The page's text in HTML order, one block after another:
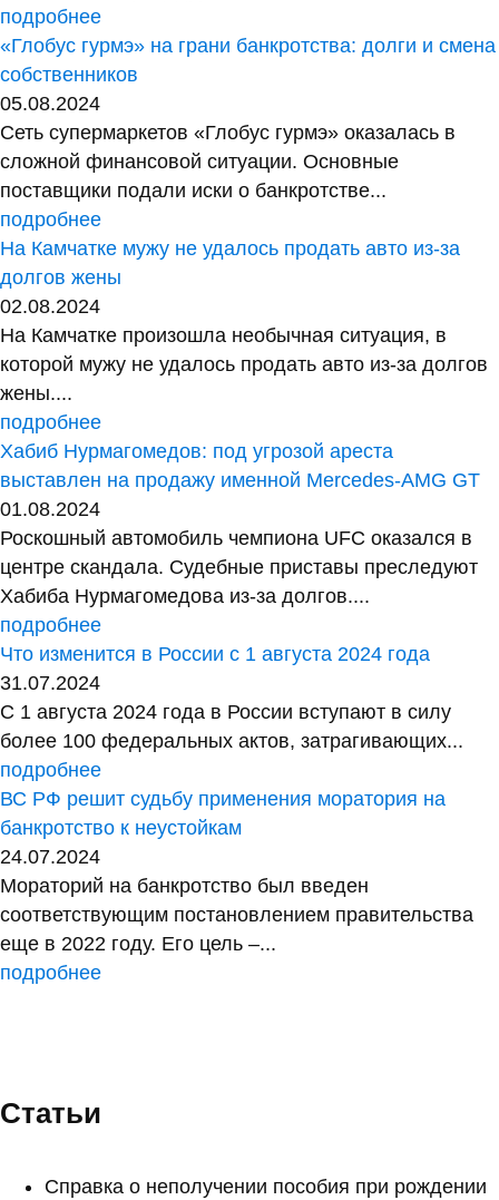
подробнее
«Глобус гурмэ» на грани банкротства: долги и смена
собственников
05.08.2024
Сеть супермаркетов «Глобус гурмэ» оказалась в
сложной финансовой ситуации. Основные
поставщики подали иски о банкротстве...
подробнее
На Камчатке мужу не удалось продать авто из-за
долгов жены
02.08.2024
На Камчатке произошла необычная ситуация, в
которой мужу не удалось продать авто из-за долгов
жены....
подробнее
Хабиб Нурмагомедов: под угрозой ареста
выставлен на продажу именной Mercedes-AMG GT
01.08.2024
Роскошный автомобиль чемпиона UFC оказался в
центре скандала. Судебные приставы преследуют
Хабиба Нурмагомедова из-за долгов....
подробнее
Что изменится в России с 1 августа 2024 года
31.07.2024
С 1 августа 2024 года в России вступают в силу
более 100 федеральных актов, затрагивающих...
подробнее
ВС РФ решит судьбу применения моратория на
банкротство к неустойкам
24.07.2024
Мораторий на банкротство был введен
соответствующим постановлением правительства
еще в 2022 году. Его цель –...
подробнее
Статьи
Справка о неполучении пособия при рождении